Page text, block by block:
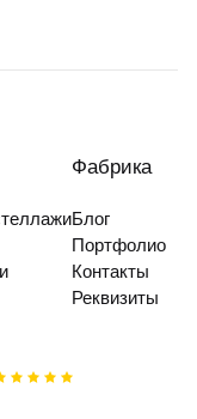
Фабрика
Блог
Портфолио
Контакты
Реквизиты